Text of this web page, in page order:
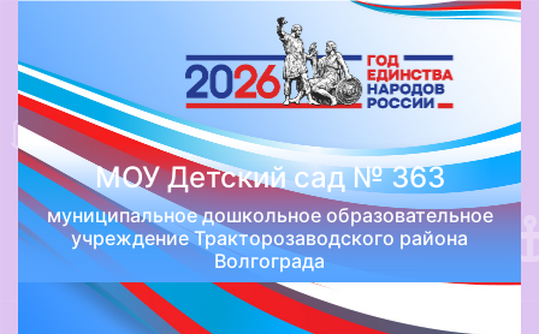
МОУ Детский сад № 363
муниципальное дошкольное образовательное
учреждение Тракторозаводского района
Волгограда